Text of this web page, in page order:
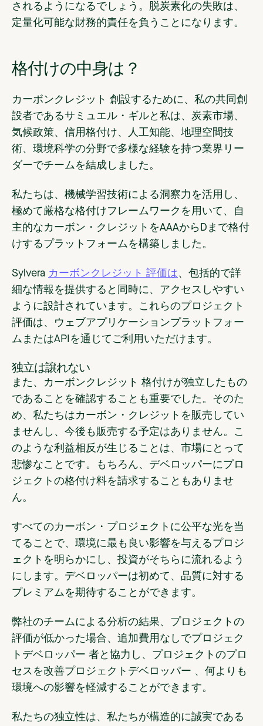
されるようになるでしょう。脱炭素化の失敗は、
定量化可能な財務的責任を負うことになります。
格付けの中身は？
カーボンクレジット 創設するために、私の共同創
設者であるサミュエル・ギルと私は、炭素市場、
気候政策、信用格付け、人工知能、地理空間技
術、環境科学の分野で多様な経験を持つ業界リー
ダーでチームを結成しました。
私たちは、機械学習技術による洞察力を活用し、
極めて厳格な格付けフレームワークを用いて、自
主的なカーボン・クレジットをAAAからDまで格付
けするプラットフォームを構築しました。
Sylvera カーボンクレジット 評価は、包括的で詳
細な情報を提供すると同時に、アクセスしやすい
ように設計されています。これらのプロジェクト
評価は、ウェブアプリケーションプラットフォー
ムまたはAPIを通じてご利用いただけます。
独立は譲れない
また、カーボンクレジット 格付けが独立したもの
であることを確認することも重要でした。そのた
め、私たちはカーボン・クレジットを販売してい
ませんし、今後も販売する予定はありません。こ
のような利益相反が生じることは、市場にとって
悲惨なことです。もちろん、デベロッパーにプロ
ジェクトの格付け料を請求することもありませ
ん。
すべてのカーボン・プロジェクトに公平な光を当
てることで、環境に最も良い影響を与えるプロジ
ェクトを明らかにし、投資がそちらに流れるよう
にします。デベロッパーは初めて、品質に対する
プレミアムを期待することができます。
弊社のチームによる分析の結果、プロジェクトの
評価が低かった場合、追加費用なしでプロジェク
トデベロッパー 者と協力し、プロジェクトのプロ
セスを改善プロジェクトデベロッパー 、何よりも
環境への影響を軽減することができます。
私たちの独立性は、私たちが構造的に誠実である